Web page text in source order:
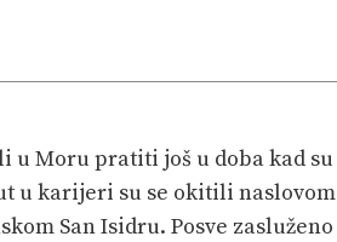
SHOP
u Moru pratiti još u doba kad
u karijeri su se okitili
San Isidru. Posve